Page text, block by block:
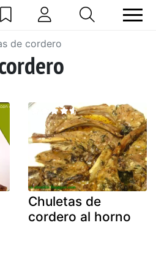
de cordero
Chuletas de
cordero al horno